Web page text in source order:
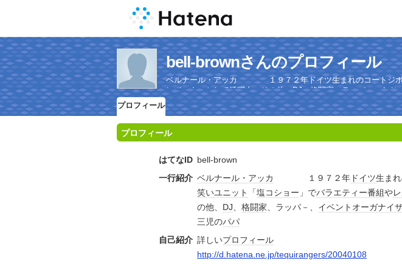
bell-brownさんのプロフィール
ベルナール・アッカ １９７２年ドイツ生まれのコートジボ
レポーターとして活躍中 その他、DJ、格闘家、ラッパ−、イベ
プロフィール
プロフィール
はてなID bell-brown
一行紹介 ベルナール・アッカ １９７２年 ドイツ生ま
笑いユニット 「塩コショー 」でバラエティー番組や
の他、 DJ、 格闘家、ラッパ－、 イベント オーガナイ
三児のパパ
自己紹介 詳しいプロフィール
http://d.hatena.ne.jp/tequirangers/20040108